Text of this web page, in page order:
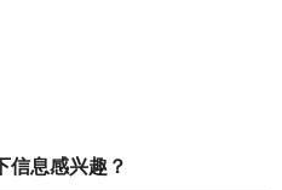
信息感兴趣？